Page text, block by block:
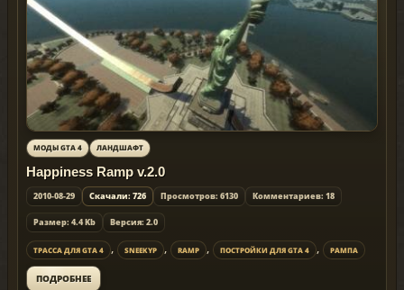
МОДЫ GTA 4 ЛАНДШАФТ
Happiness Ramp v.2.0
2010-08-29 Скачали: 726 Просмотров: 6130 Комментариев: 18
Размер: 4.4 Kb Версия: 2.0
ТРАССА ДЛЯ GTA 4 , SNEEKYP , RAMP , ПОСТРОЙКИ ДЛЯ GTA 4 , РАМПА
ПОДРОБНЕЕ